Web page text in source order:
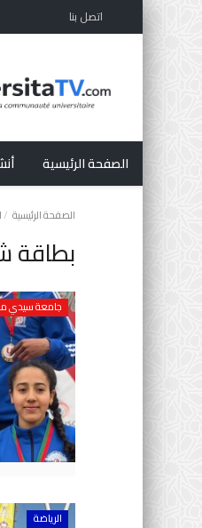
اتصل بنا
الصفحة الرئيسية
الصفحة الرئيسية
بطاقة
جامعة سيدي
الرياضة